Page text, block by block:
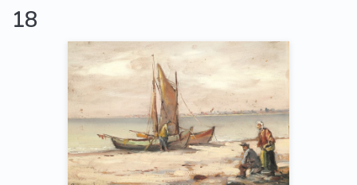
18